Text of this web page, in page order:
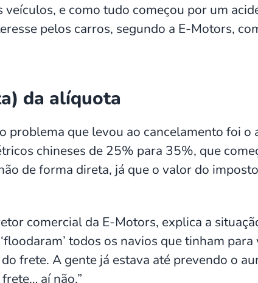
veículos, e como tudo começou por um
pelos carros, segundo a E-Motors,
da alíquota
problema que levou ao cancelamento foi o
chineses de 25% para 35%, que
de forma direta, já que o valor do
comercial da E-Motors, explica a
todos os navios que tinham para
frete. A gente já estava até prevendo o
aí não.”